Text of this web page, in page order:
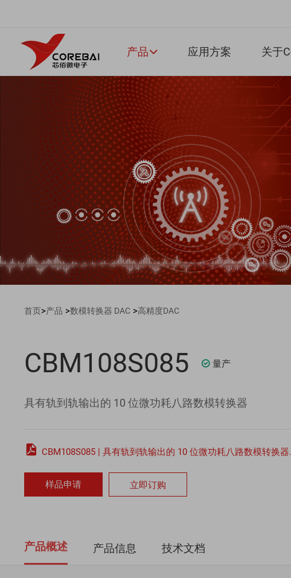
产品  应用方案 关于
首页>产品 >数模转换器 DAC >高精度DAC
CBM108S085  量产
具有轨到轨输出的 10 位微功耗八路数模转换器
 CBM108S085 | 具有轨到轨输出的 10 位微功耗八路数模转换
样品申请 立即订购
产品概述 产品信息 技术文档